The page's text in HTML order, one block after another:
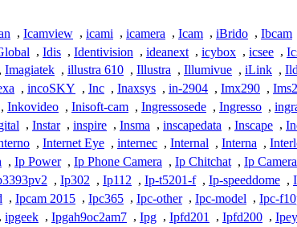
Ibcam
,
iBrido
,
Icam
,
icamera
,
icami
,
Icamview
,
,
icsee
,
icybox
,
ideanext
,
Identivision
,
Idis
,
,
iLink
,
Illumivue
,
Illustra
,
illustra 610
,
Imagiatek
,
,
Imx290
,
in-2904
,
Inaxsys
,
Inc
,
incoSKY
,
,
Ingresso
,
Ingressosede
,
Inisoft-cam
,
Inkovideo
,
,
Inscape
,
inscapedata
,
Insma
,
inspire
,
Instar
,
,
Interna
,
Internal
,
internec
,
Internet Eye
,
Ip
,
Ip Chitchat
,
Ip Phone Camera
,
Ip Power
,
,
Ip-speeddome
,
Ip-t5201-f
,
Ip112
,
Ip302
,
Ipc-
,
Ipc-model
,
Ipc-other
,
Ipc365
,
Ipcam 2015
,
,
Ipfd200
,
Ipfd201
,
Ipg
,
Ipgah9oc2am7
,
ipgeek
,